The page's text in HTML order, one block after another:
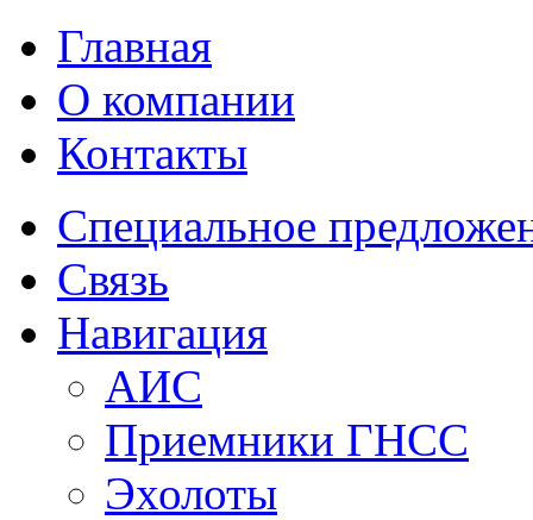
Главная
О компании
Контакты
Специальное
Связь
Навигация
АИС
Приемники ГНСС
Эхолоты